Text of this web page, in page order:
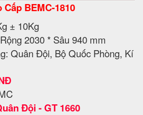
BEMC-1810
± 10Kg
2030 * Sâu 940 mm
Quân Đội, Bộ Quốc Phòng, Kí
Đội - GT 1660